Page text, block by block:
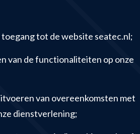
tot de website seatec.nl;
van de functionaliteiten op onze
van overeenkomsten met
dienstverlening;